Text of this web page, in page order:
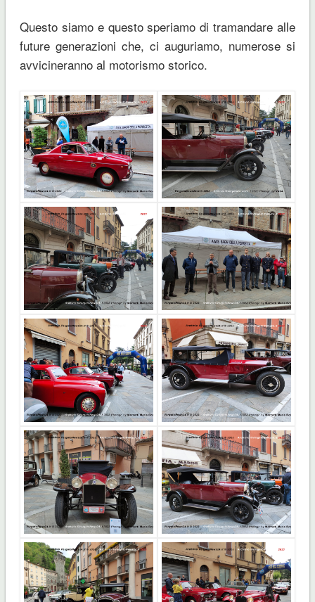
Questo siamo e questo speriamo di tramandare alle
future generazioni che, ci auguriamo, numerose si
avvicineranno al motorismo storico.